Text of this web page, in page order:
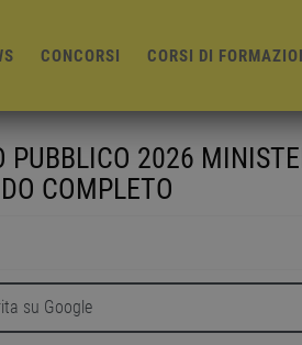
CONCORSI CORSI DI
PUBBLICO 2026
COMPLETO
su Google